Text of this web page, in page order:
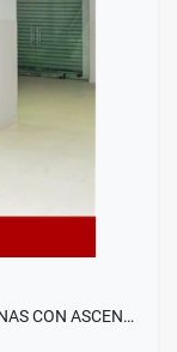
CON ASCEN…